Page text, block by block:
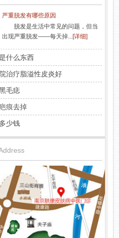
严重脱发有哪些原因
脱发是生活中常见的问题，但当
出现严重脱发——每天掉...[详细]
什么东西
治疗脂溢性皮炎好
毛痣
痕去掉
少钱